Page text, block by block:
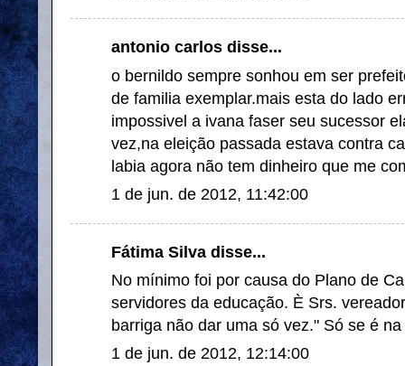
antonio carlos disse...
o bernildo sempre sonhou em ser
de familia exemplar.mais esta do lado
impossivel a ivana faser seu sucessor
vez,na eleição passada estava contra
labia agora não tem dinheiro que me
1 de jun. de 2012, 11:42:00
Fátima Silva disse...
No mínimo foi por causa do Plano de
servidores da educação. È Srs.
barriga não dar uma só vez." Só se é
1 de jun. de 2012, 12:14:00